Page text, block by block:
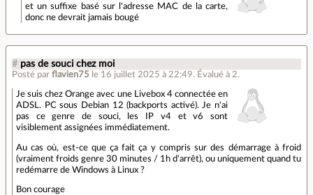
et un suffixe basé sur l'adresse MAC de la carte,
donc ne devrait jamais bougé
# pas de souci chez moi
Posté par flavien75 le 16 juillet 2025 à 22:49. Évalué à 2.
Je suis chez Orange avec une Livebox 4 connectée en
ADSL. PC sous Debian 12 (backports activé). Je n'ai
pas ce genre de souci, les IP v4 et v6 sont
visiblement assignées immédiatement.
Au cas où, est-ce que ça fait ça y compris sur des démarrage à froid
(vraiment froids genre 30 minutes / 1h d'arrêt), ou uniquement quand tu
redémarre de Windows à Linux ?
Bon courage